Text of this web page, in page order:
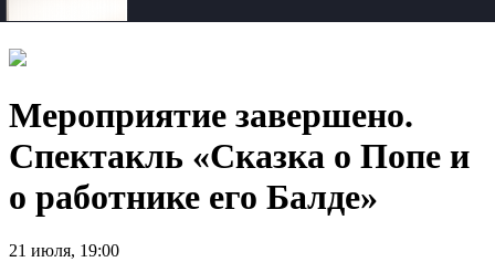
Мероприятие завершено.
Спектакль «Сказка о Попе и
о работнике его Балде»
21 июля, 19:00